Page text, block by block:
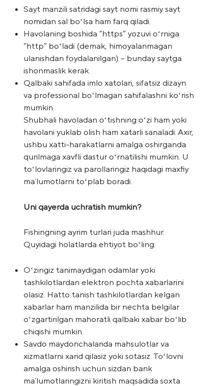
Sayt manzili satridagi sayt nomi rasmiy sayt
nomidan sal boʻlsa ham farq qiladi.
Havolaning boshida “https” yozuvi oʻrniga
“http” boʻladi (demak, himoyalanmagan
ulanishdan foydalanilgan) – bunday saytga
ishonmaslik kerak.
Qalbaki sahifada imlo xatolari, sifatsiz dizayn
va professional boʻlmagan sahifalashni koʻrish
mumkin.
Shubhali havoladan oʻtishning oʻzi ham yoki
havolani yuklab olish ham xatarli sanaladi. Axir,
ushbu xatti-harakatlarni amalga oshirganda
qurilmaga xavfli dastur oʻrnatilishi mumkin. U
toʻlovlaringiz va parollaringiz haqidagi maxfiy
maʼlumotlarni toʻplab boradi.
Uni qayerda uchratish mumkin?
Fishingning ayrim turlari juda mashhur.
Quyidagi holatlarda ehtiyot boʻling:
Oʻzingiz tanimaydigan odamlar yoki
tashkilotlardan elektron pochta xabarlarini
olasiz. Hatto tanish tashkilotlardan kelgan
xabarlar ham manzilida bir nechta belgilar
oʻzgartirilgan mahoratli qalbaki xabar boʻlib
chiqishi mumkin.
Savdo maydonchalarida mahsulotlar va
xizmatlarni xarid qilasiz yoki sotasiz. Toʻlovni
amalga oshirish uchun sizdan bank
maʼlumotlaringizni kiritish maqsadida soxta